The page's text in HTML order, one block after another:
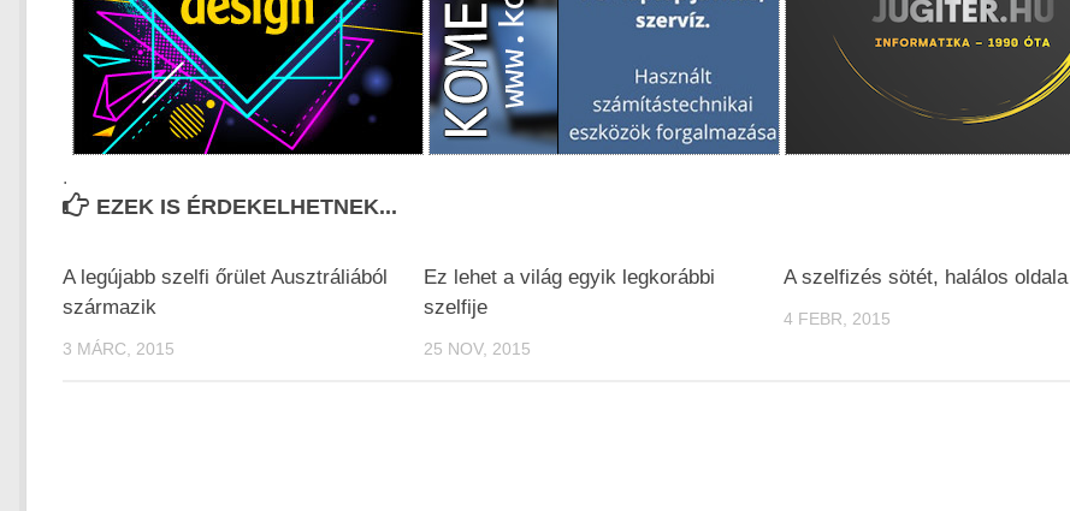
.
EZEK IS ÉRDEKELHETNEK...
A legújabb szelfi őrület Ausztráliából
származik
3 MÁRC, 2015
Ez lehet a világ egyik legkorábbi
szelfije
25 NOV, 2015
A szelfizés sötét, halálos oldala
4 FEBR, 2015